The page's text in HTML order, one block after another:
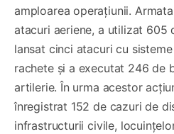
amploarea operațiunii.
atacuri aeriene, a utilizat 605
lansat cinci atacuri cu
rachete și a executat 246 de
artilerie. În urma acestor
înregistrat 152 de cazuri de
infrastructurii civile,